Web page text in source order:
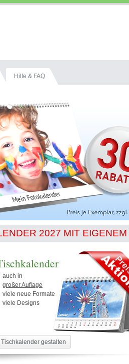
Hilfe & FAQ
2027 MIT
auch in
großer Auflage
viele neue Formate
viele Designs
Tischkalender gestalten